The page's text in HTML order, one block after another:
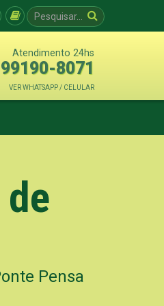
Atendimento 24hs
99190-8071
VER WHATSAPP / CELULAR
Pensa